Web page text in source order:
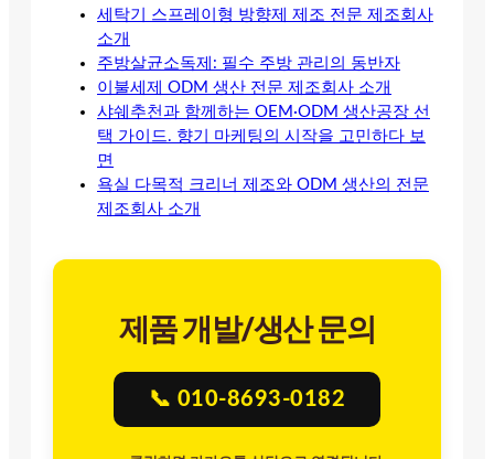
세탁기 스프레이형 방향제 제조 전문 제조회사
소개
주방살균소독제: 필수 주방 관리의 동반자
이불세제 ODM 생산 전문 제조회사 소개
샤쉐추천과 함께하는 OEM·ODM 생산공장 선
택 가이드. 향기 마케팅의 시작을 고민하다 보
면
욕실 다목적 크리너 제조와 ODM 생산의 전문
제조회사 소개
제품 개발/생산 문의
📞 010-8693-0182